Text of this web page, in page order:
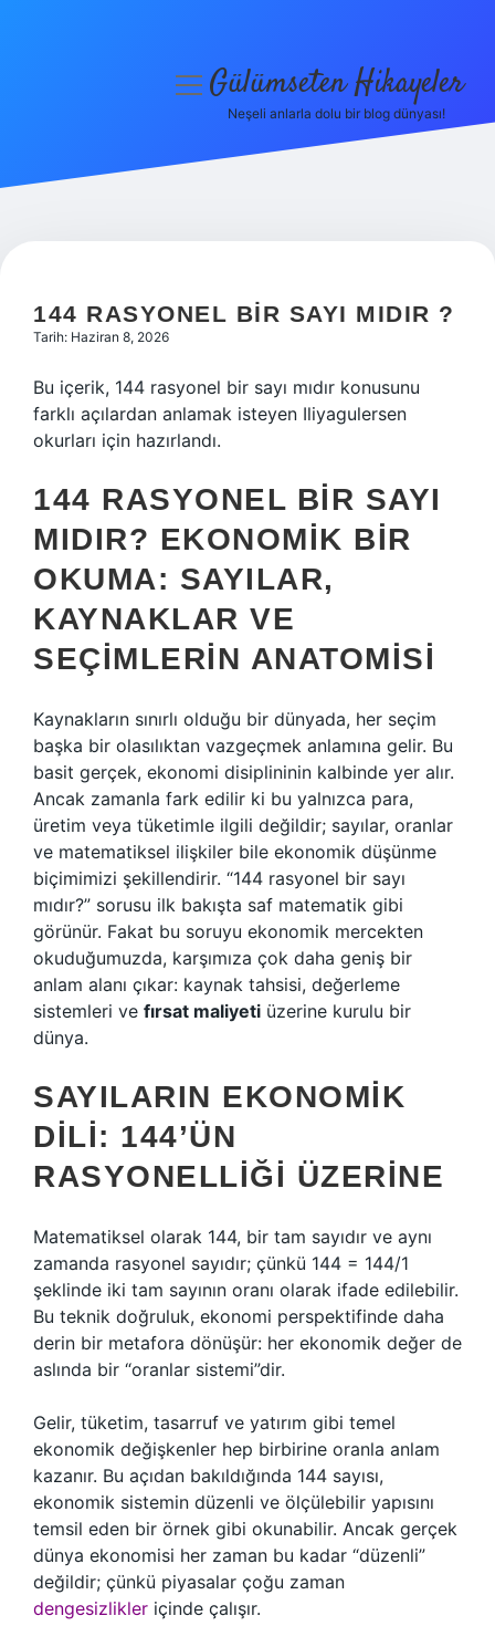
Hakkımızda
menüyüGülümseten Hikayeler
Neşeli anlarla dolu bir blog dünyası!
144 RASYONEL BIR SAYI MIDIR ?
Tarih: Haziran 8, 2026
Bu içerik, 144 rasyonel bir sayı mıdır konusunu
farklı açılardan anlamak isteyen Iliyagulersen
okurları için hazırlandı.
144 RASYONEL BIR SAYI
MIDIR? EKONOMIK BIR
OKUMA: SAYILAR,
KAYNAKLAR VE
SEÇIMLERIN ANATOMISI
Kaynakların sınırlı olduğu bir dünyada, her seçim
başka bir olasılıktan vazgeçmek anlamına gelir. Bu
basit gerçek, ekonomi disiplininin kalbinde yer alır.
Ancak zamanla fark edilir ki bu yalnızca para,
üretim veya tüketimle ilgili değildir; sayılar, oranlar
ve matematiksel ilişkiler bile ekonomik düşünme
biçimimizi şekillendirir. “144 rasyonel bir sayı
mıdır?” sorusu ilk bakışta saf matematik gibi
görünür. Fakat bu soruyu ekonomik mercekten
okuduğumuzda, karşımıza çok daha geniş bir
anlam alanı çıkar: kaynak tahsisi, değerleme
sistemleri ve fırsat maliyeti üzerine kurulu bir
dünya.
SAYILARIN EKONOMIK
DILI: 144’ÜN
RASYONELLIĞI ÜZERINE
Matematiksel olarak 144, bir tam sayıdır ve aynı
zamanda rasyonel sayıdır; çünkü 144 = 144/1
şeklinde iki tam sayının oranı olarak ifade edilebilir.
Bu teknik doğruluk, ekonomi perspektifinde daha
derin bir metafora dönüşür: her ekonomik değer de
aslında bir “oranlar sistemi”dir.
Gelir, tüketim, tasarruf ve yatırım gibi temel
ekonomik değişkenler hep birbirine oranla anlam
kazanır. Bu açıdan bakıldığında 144 sayısı,
ekonomik sistemin düzenli ve ölçülebilir yapısını
temsil eden bir örnek gibi okunabilir. Ancak gerçek
dünya ekonomisi her zaman bu kadar “düzenli”
değildir; çünkü piyasalar çoğu zaman
dengesizlikler içinde çalışır.